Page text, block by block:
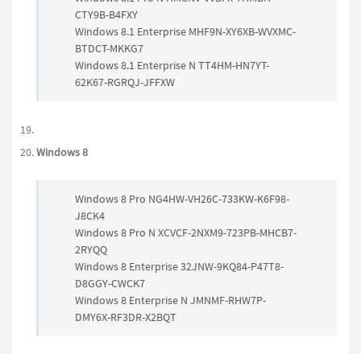
CTY9B-B4FXY
Windows 8.1 Enterprise MHF9N-XY6XB-WVXMC-
BTDCT-MKKG7
Windows 8.1 Enterprise N TT4HM-HN7YT-
62K67-RGRQJ-JFFXW
Windows 8
Windows 8 Pro NG4HW-VH26C-733KW-K6F98-
J8CK4
Windows 8 Pro N XCVCF-2NXM9-723PB-MHCB7-
2RYQQ
Windows 8 Enterprise 32JNW-9KQ84-P47T8-
D8GGY-CWCK7
Windows 8 Enterprise N JMNMF-RHW7P-
DMY6X-RF3DR-X2BQT